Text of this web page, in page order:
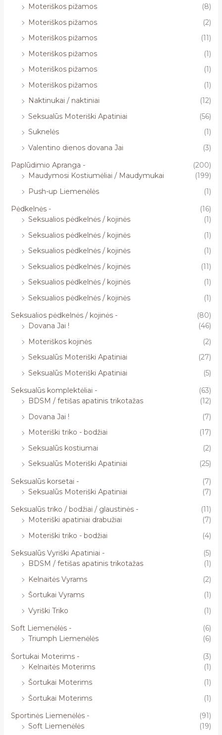
Moteriškos pižamos
(8)
Moteriškos pižamos
(2)
Moteriškos pižamos
(11)
Moteriškos pižamos
(1)
Moteriškos pižamos
(1)
Moteriškos pižamos
(1)
Naktinukai / naktiniai
(12)
Seksualūs Moteriški Apatiniai
(56)
Suknelės
(1)
Valentino dienos dovana Jai
(3)
Paplūdimio Apranga -
(200)
Maudymosi Kostiumėliai / Maudymukai
(199)
Push-up Liemenėlės
(1)
Pėdkelnės -
(16)
Seksualios pėdkelnės / kojinės
(1)
Seksualios pėdkelnės / kojinės
(1)
Seksualios pėdkelnės / kojinės
(1)
Seksualios pėdkelnės / kojinės
(11)
Seksualios pėdkelnės / kojinės
(1)
Seksualios pėdkelnės / kojinės
(1)
Seksualios pėdkelnės / kojinės -
(80)
Dovana Jai !
(46)
Moteriškos kojinės
(2)
Seksualūs Moteriški Apatiniai
(27)
Seksualūs Moteriški Apatiniai
(5)
Seksualūs komplektėliai -
(63)
BDSM / fetišas apatinis trikotažas
(12)
Dovana Jai !
(7)
Moteriški triko - bodžiai
(17)
Seksualūs kostiumai
(2)
Seksualūs Moteriški Apatiniai
(25)
Seksualūs korsetai -
(7)
Seksualūs Moteriški Apatiniai
(7)
Seksualūs triko / bodžiai / glaustinės -
(11)
Moteriški apatiniai drabužiai
(7)
Moteriški triko - bodžiai
(4)
Seksualūs Vyriški Apatiniai -
(5)
BDSM / fetišas apatinis trikotažas
(1)
Kelnaitės Vyrams
(2)
Šortukai Vyrams
(1)
Vyriški Triko
(1)
Soft Liemenėlės -
(6)
Triumph Liemenėlės
(6)
Šortukai Moterims -
(3)
Kelnaitės Moterims
(1)
Šortukai Moterims
(1)
Šortukai Moterims
(1)
Sportinės Liemenėlės -
(91)
Soft Liemenėlės
(19)